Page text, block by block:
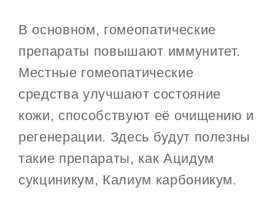
В основном, гомеопатические
препараты повышают иммунитет.
Местные гомеопатические
средства улучшают состояние
кожи, способствуют её очищению и
регенерации. Здесь будут полезны
такие препараты, как Ацидум
сукциникум, Калиум карбоникум.